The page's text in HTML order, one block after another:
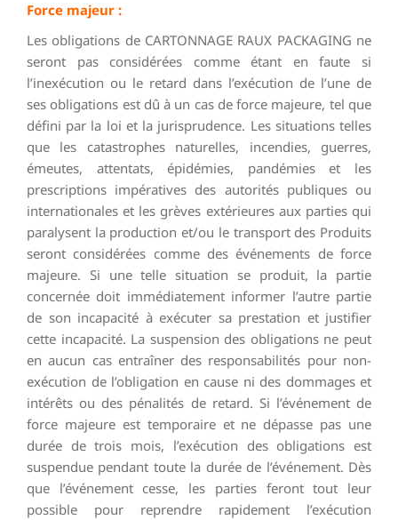
Force majeur :
Les obligations de CARTONNAGE RAUX PACKAGING ne
seront pas considérées comme étant en faute si
l’inexécution ou le retard dans l’exécution de l’une de
ses obligations est dû à un cas de force majeure, tel que
défini par la loi et la jurisprudence. Les situations telles
que les catastrophes naturelles, incendies, guerres,
émeutes, attentats, épidémies, pandémies et les
prescriptions impératives des autorités publiques ou
internationales et les grèves extérieures aux parties qui
paralysent la production et/ou le transport des Produits
seront considérées comme des événements de force
majeure. Si une telle situation se produit, la partie
concernée doit immédiatement informer l’autre partie
de son incapacité à exécuter sa prestation et justifier
cette incapacité. La suspension des obligations ne peut
en aucun cas entraîner des responsabilités pour non-
exécution de l’obligation en cause ni des dommages et
intérêts ou des pénalités de retard. Si l’événement de
force majeure est temporaire et ne dépasse pas une
durée de trois mois, l’exécution des obligations est
suspendue pendant toute la durée de l’événement. Dès
que l’événement cesse, les parties feront tout leur
possible pour reprendre rapidement l’exécution